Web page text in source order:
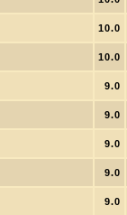
10.0
10.0
9.0
9.0
9.0
9.0
9.0